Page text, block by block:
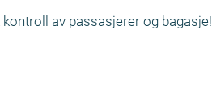
av passasjerer og bagasje!